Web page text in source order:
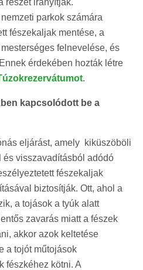
parkok számára
fészekaljak mentése, a
felnevelése, és
érdekében hozták létre
.
kapcsolódott be a
eljárást, amely kiküszöböli
visszavadításból adódó
fészekaljak
biztosítják. Ott, ahol a
a tojások a tyúk alatt
zavarás miatt a fészek
akkor azok keltetése
a tojót műtojások
fészkéhez kötni. A